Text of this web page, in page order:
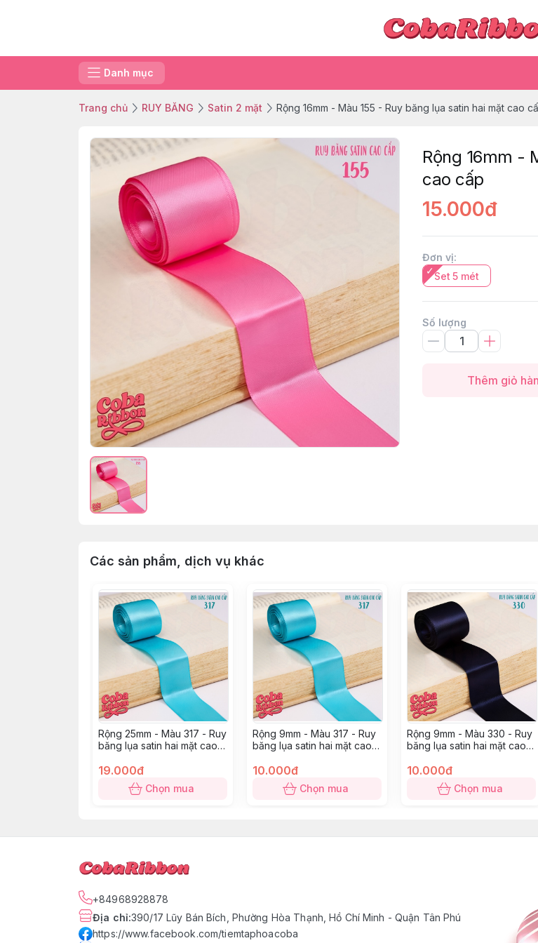
Danh mục
Trang chủ RUY BĂNG Satin 2 mặt Rộng 16mm - Màu 155 - Ruy băng lụa satin hai mặt cao
Rộng 16mm -
cao cấp
15.000đ
Đơn vị:
Set 5 mét
Số lượng
Thêm giỏ
Các sản phẩm, dịch vụ khác
Rộng 25mm - Màu 317 - Ruy
băng lụa satin hai mặt cao
19.000đ
Chọn mua
Rộng 9mm - Màu 317 - Ruy
băng lụa satin hai mặt cao
10.000đ
Chọn mua
Rộng 9mm - Màu 330 - Ruy
băng lụa satin hai mặt cao
10.000đ
Chọn mua
+84968928878
Địa chỉ:390/17 Lũy Bán Bích, Phường Hòa Thạnh, Hồ Chí Minh - Quận Tân Phú
https://www.facebook.com/tiemtaphoacoba